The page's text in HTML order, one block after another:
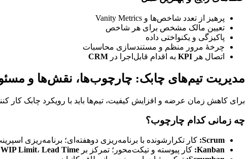
پرهیز از تعدد شاخص‌ها و Vanity Metrics
تعیین مالک مشخص برای هر شاخص
پاکیزگی و یکنواختی داده
چرخهٔ مرور منظم و مستندسازی محاسبات
اتصال هر KPI به اقدام قابل‌اجرا در CRM
مدیریت تیم‌های چابک: چارچوب‌ها، نقش‌ها و مسئولیت‌ها
برای کاهش زمان عرضه و افزایش کیفیت، تیم‌ها باید با رویکرد چابک کار کنند. انتخاب درست بین
چه زمانی کدام چارچوب؟
Scrum: کار تکرارشونده با برنامه‌ریزی دو‌هفته‌ای؛ برنامه‌ریزی اسپرینت، استندآپ روزانه، ریویو، رترو.
Kanban: کار پیوسته و تیکت‌محور؛ تمرکز بر WIP Limit، Lead Time